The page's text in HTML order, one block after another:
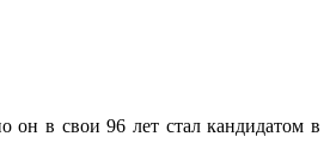
он в свои 96 лет стал кандидатом в